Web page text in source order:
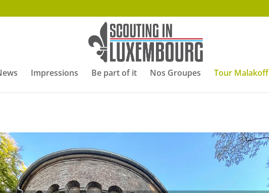
Impressions Be part of it Nos Groupes Tour Malakoff